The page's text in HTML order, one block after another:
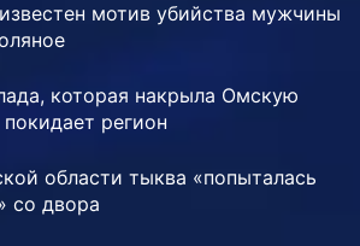
мотив убийства мужчины
которая накрыла Омскую
регион
области тыква «попыталась
со двора